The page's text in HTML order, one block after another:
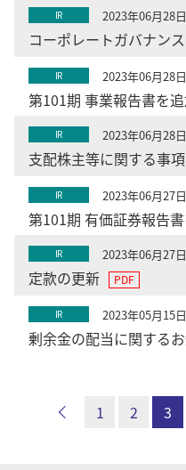
IR 2023年06月28日
コーポレートガバナン
IR 2023年06月28日
第101期 事業報告書を
IR 2023年06月28日
支配株主等に関する事
IR 2023年06月27日
第101期 有価証券報告
IR 2023年06月27日
定款の更新
IR 2023年05月15日
剰余金の配当に関する
1 2 3